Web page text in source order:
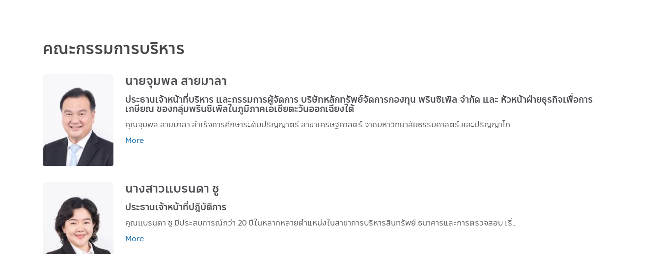
คณะกรรมการบริหาร
นายจุมพล สายมาลา
ประธานเจ้าหน้าที่บริหาร และกรรมการผู้จัดการ บริษัทหลักทรัพย์จัดการกองทุน พรินซิเพิล จำกัด และ หัวหน้าฝ่ายธุรกิจเพื่อการ
เกษียณ ของกลุ่มพรินซิเพิลในภูมิภาคเอเชียตะวันออกเฉียงใต้
คุณจุมพล สายมาลา สำเร็จการศึกษาระดับปริญญาตรี สาขาเศรษฐศาสตร์ จากมหาวิทยาลัยธรรมศาสตร์ และปริญญาโท สาขาบริหารธ…
More
นางสาวแบรนดา ชู
ประธานเจ้าหน้าที่ปฎิบัติการ
คุณแบรนดา ชู มีประสบการณ์กว่า 20 ปีในหลากหลายตำแหน่งในสาขาการบริหารสินทรัพย์ ธนาคารและการตรวจสอบ เริ่มชีวิตทำง…
More